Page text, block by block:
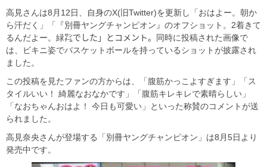
高見さんは8月12日、自身のX(旧Twitter)を更新し「おはよー。朝か
ら汗だく」「『別冊ヤングチャンピオン』のオフショット。2着きて
るんだよー。緑㌠でした」とコメント。同時に投稿された画像で
は、ビキニ姿でバスケットボールを持っているショットが披露され
ました。
この投稿を見たファンの方からは、「腹筋かっこよすぎます」「ス
タイルいい！ 綺麗なおなかです」「腹筋キレキレで素晴らしい」
「なおちゃんおはよ！ 今日も可愛い」といった称賛のコメントが送
られました。
高見奈央さんが登場する「別冊ヤングチャンピオン」は8月5日より
発売中です。